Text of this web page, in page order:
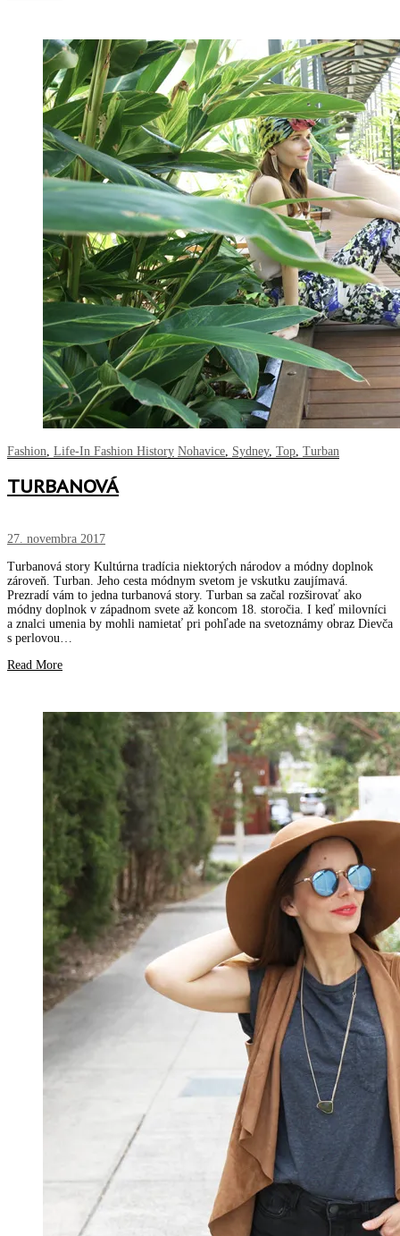
Fashion Life-In Fashion History Nohavice Sydney, Top Turban
TURBANOVÁ
27. novembra 2017
Turbanová story Kultúrna tradícia niektorých národov a módny doplnok
zároveň. Turban. Jeho cesta módnym svetom je vskutku zaujímavá.
Prezradí vám to jedna turbanová story. Turban sa začal rozširovať ako
módny doplnok v západnom svete až koncom 18. storočia. I keď milovníci
a znalci umenia by mohli namietať pri pohľade na svetoznámy obraz Dievča
s perlovou…
Read More